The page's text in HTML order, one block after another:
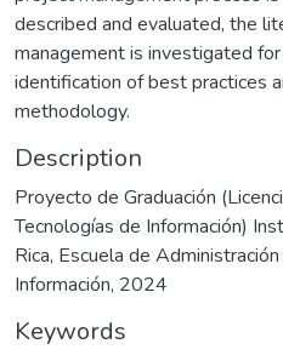
described and evaluated, the
management is investigated
identification of best practices
methodology.
Description
Proyecto de Graduación
Tecnologías de Información)
Rica, Escuela de
Información, 2024
Keywords